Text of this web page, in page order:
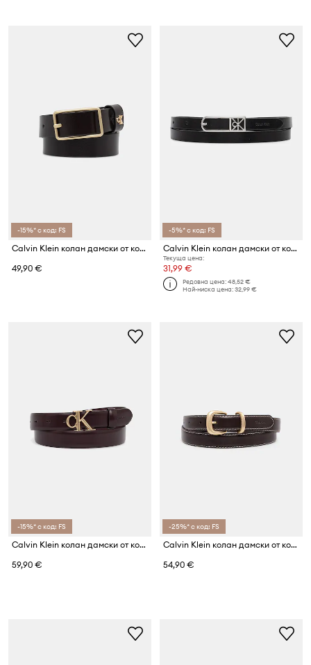
-15%* с код: FS
Calvin Klein колан дамски от кожа
49,90 €
-5%* с код: FS
Calvin Klein колан дамски от кожа
Текуща цена:
31,99 €
Редовна цена:48,52 €
Най-ниска цена:32,99 €
-15%* с код: FS
Calvin Klein колан дамски от кожа
59,90 €
-25%* с код: FS
Calvin Klein колан дамски от кожа
54,90 €